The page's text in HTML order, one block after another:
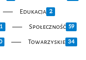
Edukacja 2
Społeczność 59
Towarzyskie 34